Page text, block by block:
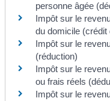
personne âgée
Impôt sur le
du domicile (crédit
Impôt sur le
(réduction)
Impôt sur le
ou frais réels
Impôt sur le